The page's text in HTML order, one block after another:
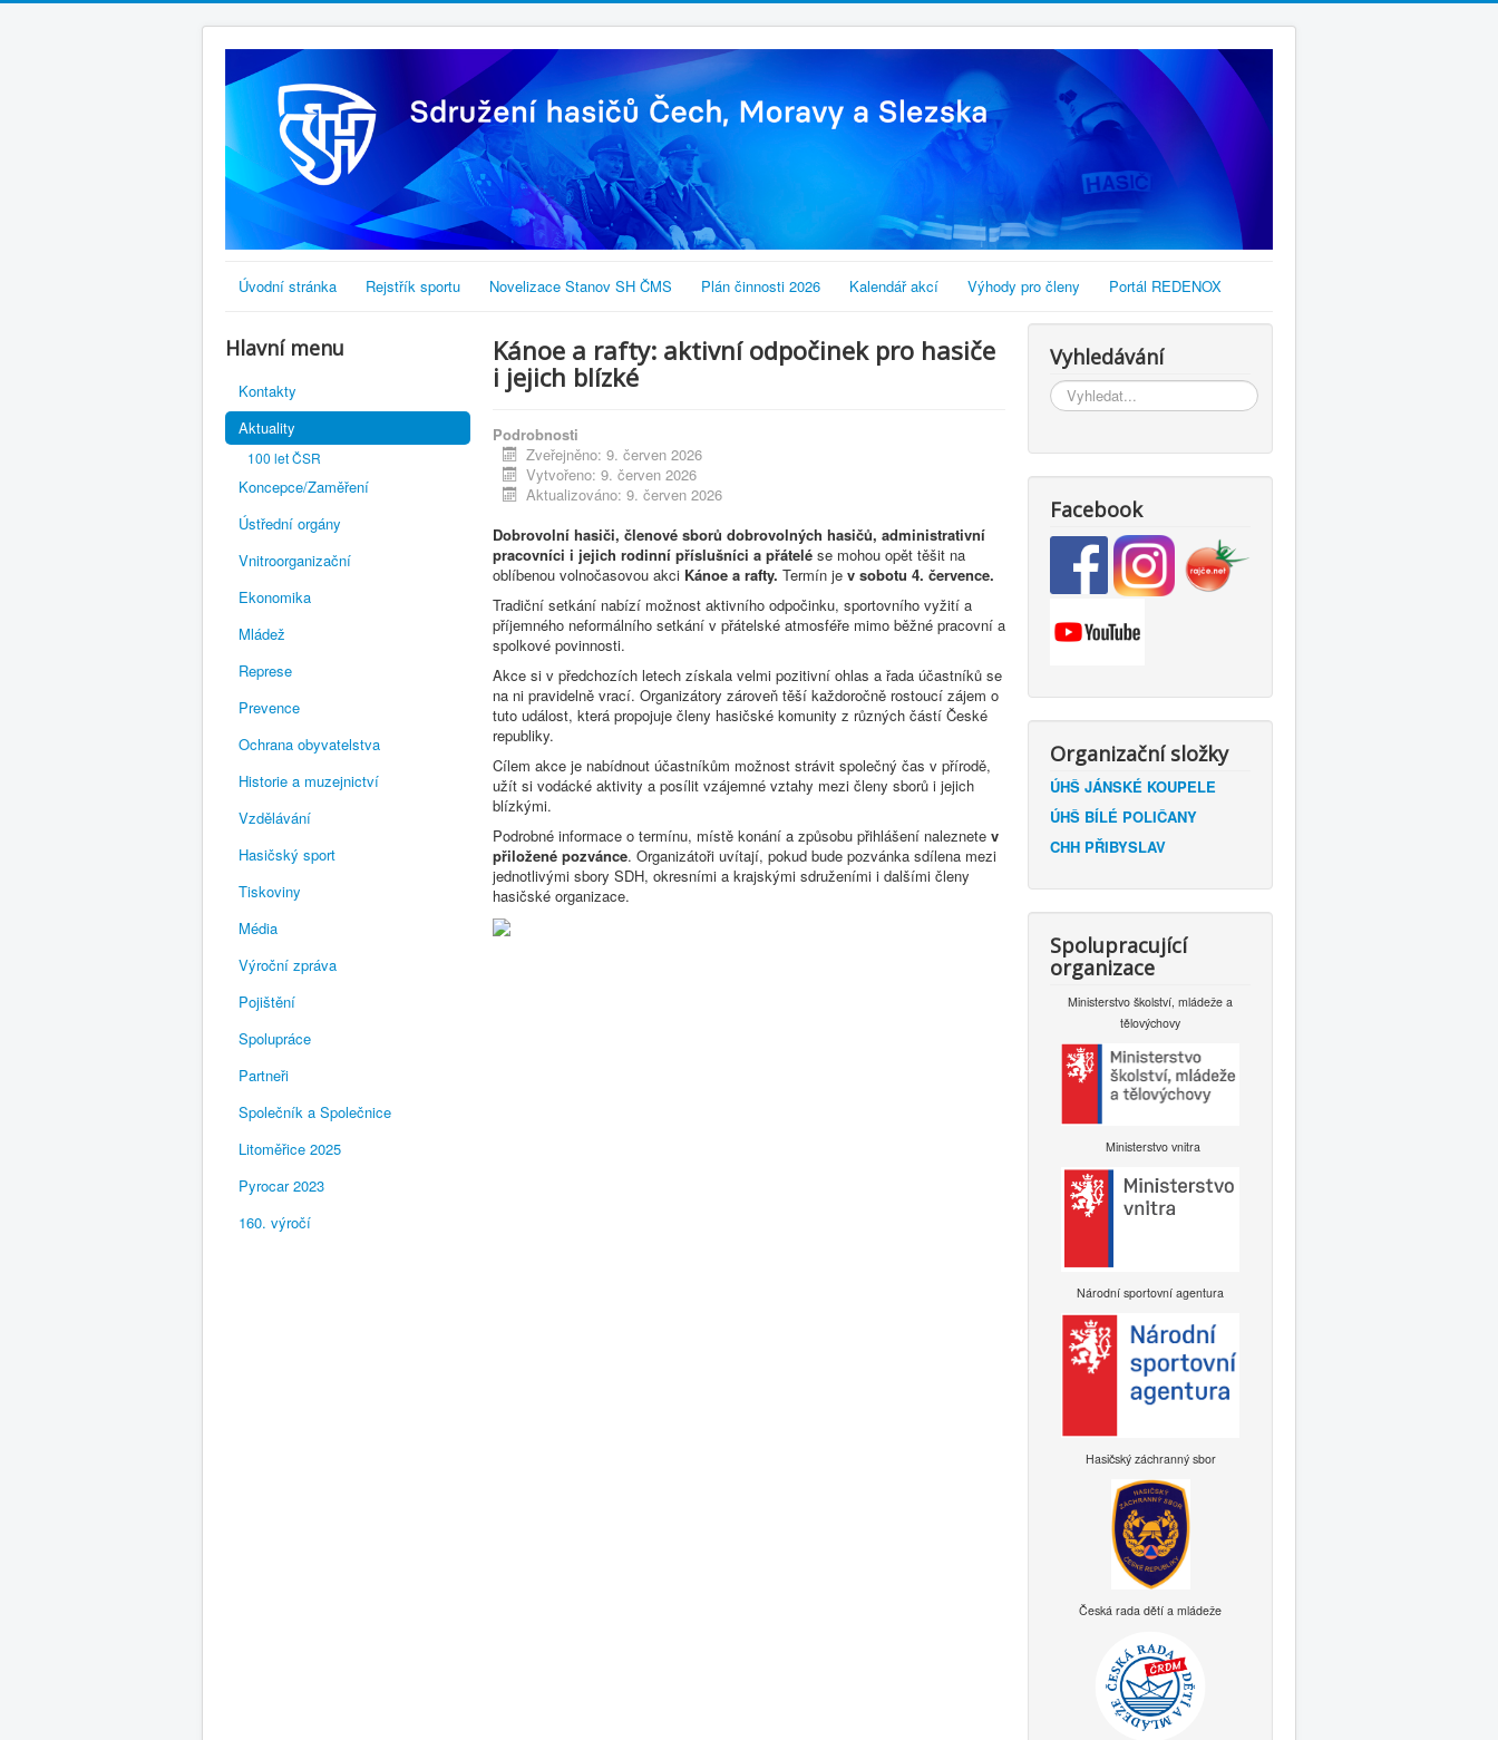
Úvodní stránka Rejstřík sportu Novelizace Stanov SH ČMS Plán činnosti 2026 Kalendář akcí Výhody pro členy Portál REDENOX
Hlavní menu
Kontakty
Aktuality
100 let ČSR
Koncepce/Zaměření
Ústřední orgány
Vnitroorganizační
Ekonomika
Mládež
Represe
Prevence
Ochrana obyvatelstva
Historie a muzejnictví
Vzdělávání
Hasičský sport
Tiskoviny
Média
Výroční zpráva
Pojištění
Spolupráce
Partneři
Společník a Společnice
Litoměřice 2025
Pyrocar 2023
160. výročí
Kánoe a rafty: aktivní odpočinek pro hasiče
i jejich blízké
Podrobnosti
Zveřejněno: 9. červen 2026
Vytvořeno: 9. červen 2026
Aktualizováno: 9. červen 2026
Dobrovolní hasiči, členové sborů dobrovolných hasičů, administrativní
pracovníci i jejich rodinní příslušníci a přátelé se mohou opět těšit na
oblíbenou volnočasovou akci Kánoe a rafty. Termín je v sobotu 4. července.
Tradiční setkání nabízí možnost aktivního odpočinku, sportovního vyžití a
příjemného neformálního setkání v přátelské atmosféře mimo běžné pracovní a
spolkové povinnosti.
Akce si v předchozích letech získala velmi pozitivní ohlas a řada účastníků se
na ni pravidelně vrací. Organizátory zároveň těší každoročně rostoucí zájem o
tuto událost, která propojuje členy hasičské komunity z různých částí České
republiky.
Cílem akce je nabídnout účastníkům možnost strávit společný čas v přírodě,
užít si vodácké aktivity a posílit vzájemné vztahy mezi členy sborů i jejich
blízkými.
Podrobné informace o termínu, místě konání a způsobu přihlášení naleznete v
přiložené pozvánce. Organizátoři uvítají, pokud bude pozvánka sdílena mezi
jednotlivými sbory SDH, okresními a krajskými sdruženími i dalšími členy
hasičské organizace.
Vyhledávání
Vyhledávání...
Facebook
Organizační složky
ÚHŠ JÁNSKÉ KOUPELE
ÚHŠ BÍLÉ POLIČANY
CHH PŘIBYSLAV
Spolupracující
organizace
Ministerstvo školství, mládeže a
tělovýchovy
Ministerstvo vnitra
Národní sportovní agentura
Hasičský záchranný sbor
Česká rada dětí a mládeže